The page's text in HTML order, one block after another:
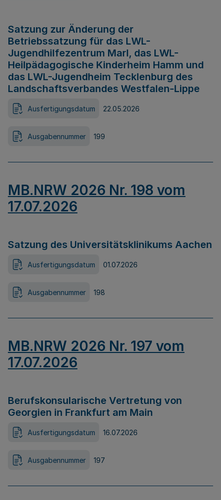
Satzung zur Änderung der
Betriebssatzung für das LWL-
Jugendhilfezentrum Marl, das LWL-
Heilpädagogische Kinderheim Hamm und
das LWL-Jugendheim Tecklenburg des
Landschaftsverbandes Westfalen-Lippe
Ausfertigungsdatum 22.05.2026
Ausgabennummer 199
MB.NRW 2026 Nr. 198 vom
17.07.2026
Satzung des Universitätsklinikums Aachen
Ausfertigungsdatum 01.07.2026
Ausgabennummer 198
MB.NRW 2026 Nr. 197 vom
17.07.2026
Berufskonsularische Vertretung von
Georgien in Frankfurt am Main
Ausfertigungsdatum 16.07.2026
Ausgabennummer 197